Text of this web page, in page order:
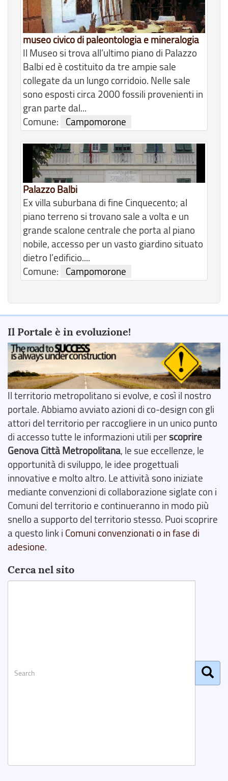
museo civico di paleontologia e mineralogia
Il Museo si trova all’ultimo piano di Palazzo
Balbi ed è costituito da tre ampie sale
collegate da un lungo corridoio. Nelle sale
sono esposti circa 2000 fossili provenienti in
gran parte dal...
Comune:
Campomorone
Palazzo Balbi
Ex villa suburbana di fine Cinquecento; al
piano terreno si trovano sale a volta e un
grande scalone centrale che porta al piano
nobile, accesso per un vasto giardino situato
dietro l’edificio....
Comune:
Campomorone
Il Portale è in evoluzione!
Il territorio metropolitano si evolve, e così il nostro
portale. Abbiamo avviato azioni di co-design con gli
attori del territorio per raccogliere in un unico punto
di accesso tutte le informazioni utili perscoprire
Genova Città Metropolitana, le sue eccellenze, le
opportunità di sviluppo, le idee progettuali
innovative e molto altro. Le attività sono iniziate
mediante convenzioni di collaborazione siglate con i
Comuni del territorio e continueranno in modo più
snello a supporto del territorio stesso. Puoi scoprire
a questo link i Comuni convenzionati o in fase di
adesione.
Cerca nel sito